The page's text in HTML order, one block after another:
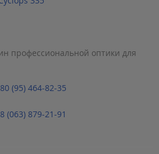
профессиональной оптики для
(95) 464-82-35
(063) 879-21-91